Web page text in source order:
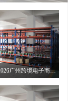
易达云亮相2026广州跨境电子商务交易会